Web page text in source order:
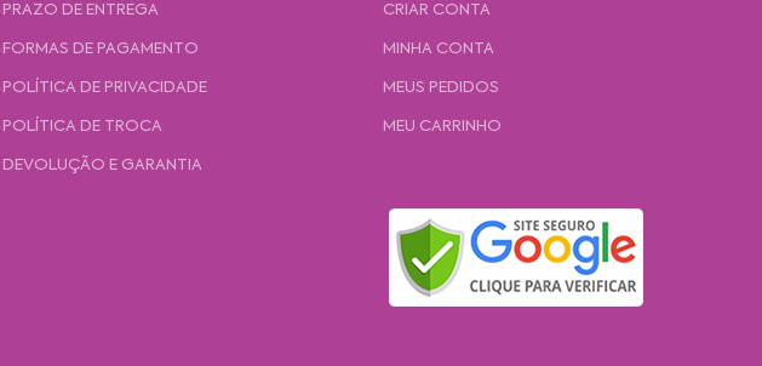
PRAZO DE ENTREGA
FORMAS DE PAGAMENTO
POLÍTICA DE PRIVACIDADE
POLÍTICA DE TROCA
DEVOLUÇÃO E GARANTIA
CRIAR CONTA
MINHA CONTA
MEUS PEDIDOS
MEU CARRINHO